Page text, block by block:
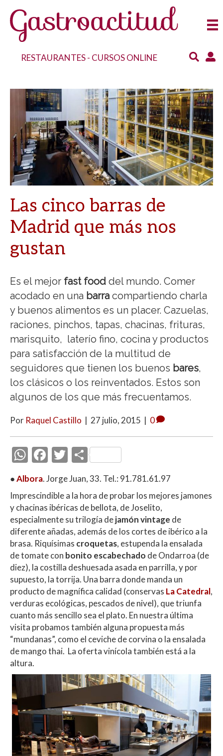
RESTAURANTES- CURSOS ONLINE
Las cinco barras de
Madrid que más nos
gustan
Es el mejor fast food del mundo. Comer
acodado en una barra compartiendo charla
y buenos alimentos es un placer. Cazuelas,
raciones, pinchos, tapas, chacinas, frituras,
marisquito, laterío fino, cocina y productos
para satisfacción de la multitud de
seguidores que tienen los buenos bares,
los clásicos o los reinventados. Estos son
algunos de los que más frecuentamos.
Por Raquel Castillo | 27 julio, 2015 | 0
W
at
s
A
p
p
F
ac
e
b
o
o
k
T
w
itt
er
C
o
m
p
ar
ti
r
●Albora. Jorge Juan, 33. Tel.: 91.781.61.97
Imprescindible a la hora de probar los mejores jamones
y chacinas ibéricas de bellota, de Joselito,
especialmente su trilogía dejamón vintage de
diferente añadas, además de los cortes de ibérico a la
brasa. Riquísimas croquetas, estupenda la ensalada
de tomate con bonito escabechado de Ondarroa (de
diez), la costilla deshuesada asada en parrilla, y por
supuesto, la torrija. Una barra donde manda un
producto de magnífica calidad (conservas La Catedral,
verduras ecológicas, pescados de nivel), que triunfa
cuanto más sencillo sea el plato. En nuestra última
visita probamos también alguna propuesta más
“mundanas”, como el ceviche de corvina o la ensalada
de mango thai. La oferta vinícola también está a la
altura.